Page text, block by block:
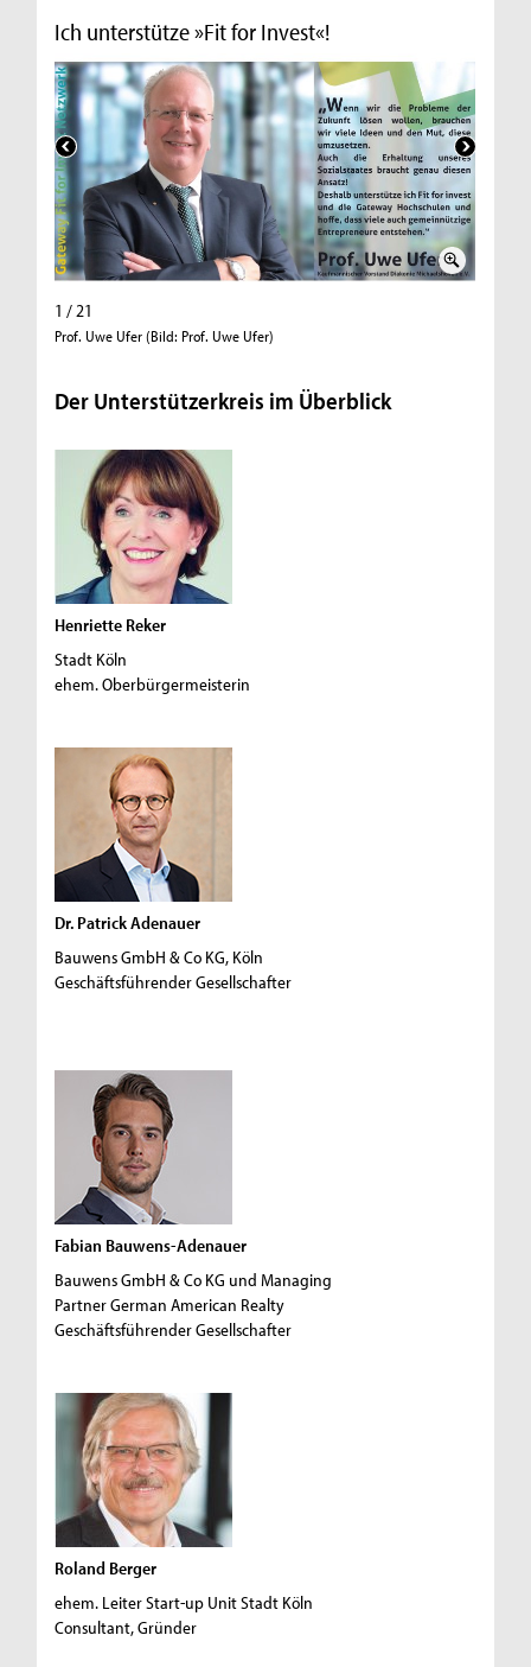
Ich unterstütze »Fit for Invest«!
1 / 21
Prof. Uwe Ufer (Bild: Prof. Uwe Ufer)
Der Unterstützerkreis im Überblick
Henriette Reker
Stadt Köln
ehem. Oberbürgermeisterin
Dr. Patrick Adenauer
Bauwens GmbH & Co KG, Köln
Geschäftsführender Gesellschafter
Fabian Bauwens-Adenauer
Bauwens GmbH & Co KG und Managing
Partner German American Realty
Geschäftsführender Gesellschafter
Roland Berger
ehem. Leiter Start-up Unit Stadt Köln
Consultant, Gründer